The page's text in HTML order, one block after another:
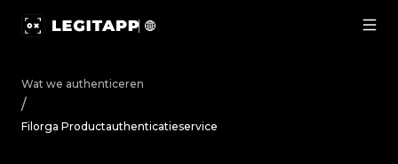
Wat we authenticeren
/
Filorga Productauthenticatieservice